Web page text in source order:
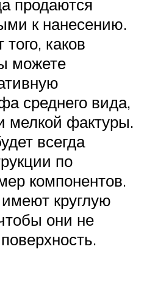
продаются
к нанесению.
каков
можете
среднего вида,
мелкой фактуры.
всегда
по
компонентов.
круглую
они не